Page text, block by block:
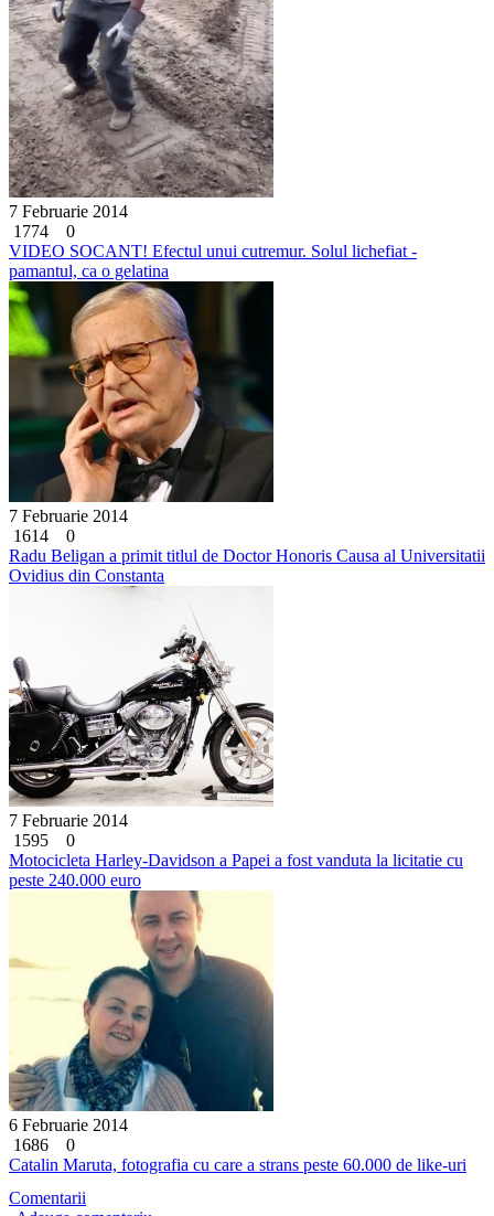
7 Februarie 2014
1774
0
VIDEO SOCANT! Efectul unui cutremur. Solul lichefiat -
pamantul, ca o gelatina
7 Februarie 2014
1614
0
Radu Beligan a primit titlul de Doctor Honoris Causa al Universitatii
Ovidius din Constanta
7 Februarie 2014
1595
0
Motocicleta Harley-Davidson a Papei a fost vanduta la licitatie cu
peste 240.000 euro
6 Februarie 2014
1686
0
Catalin Maruta, fotografia cu care a strans peste 60.000 de like-uri
Comentarii